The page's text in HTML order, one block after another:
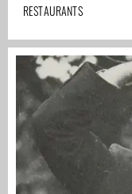
RESTAURANTS